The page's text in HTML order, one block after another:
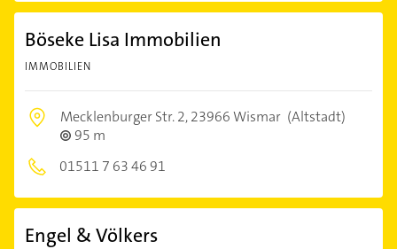
Böseke Lisa Immobilien
IMMOBILIEN
Mecklenburger Str. 2,23966 Wismar (Altstadt)
95 m
01511 7 63 46 91
Engel & Völkers